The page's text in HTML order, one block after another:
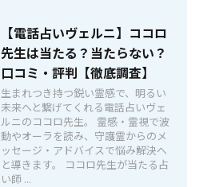
【電話占いヴェルニ】ココロ
先生は当たる？当たらない？
口コミ・評判【徹底調査】
生まれつき持つ鋭い霊感で、明るい
未来へと繋げてくれる電話占いヴェ
ルニのココロ先生。 霊感・霊視で波
動やオーラを読み、守護霊からのメ
ッセージ・アドバイスで悩み解決へ
と導きます。 ココロ先生が当たる占
い師 ...